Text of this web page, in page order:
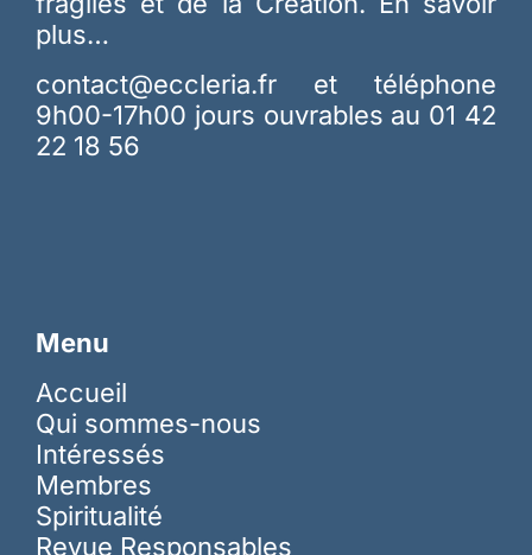
plus…
contact@eccleria.fr et téléphone
9h00-17h00 jours ouvrables au 01 42
22 18 56
Menu
Accueil
Qui sommes-nous
Intéressés
Membres
Spiritualité
Revue Responsables